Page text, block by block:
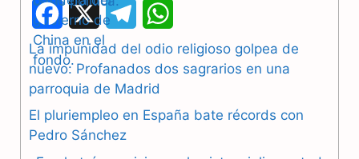
F
a
c
b
X
e
l
h
a
La impunidad del odio religioso golpea de
nuevo: Profanados dos sagrarios en una
parroquia de Madrid
El pluriempleo en España bate récords con
Pedro Sánchez